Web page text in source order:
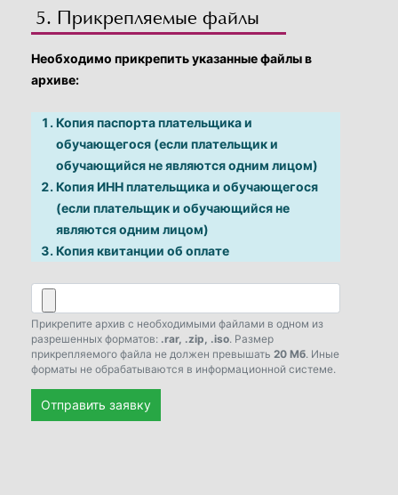
5. Прикрепляемые файлы
Необходимо прикрепить указанные файлы в
архиве:
Копия паспорта плательщика и
обучающегося (если плательщик и
обучающийся не являются одним лицом)
Копия ИНН плательщика и обучающегося
(если плательщик и обучающийся не
являются одним лицом)
Копия квитанции об оплате
Прикрепите архив с необходимыми файлами в одном из
разрешенных форматов: .rar, .zip, .iso. Размер
прикрепляемого файла не должен превышать 20 Мб. Иные
форматы не обрабатываются в информационной системе.